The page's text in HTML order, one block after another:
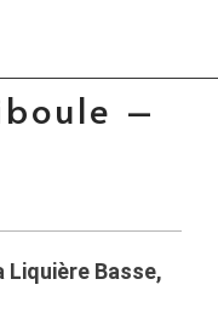
–
Liquière Basse,